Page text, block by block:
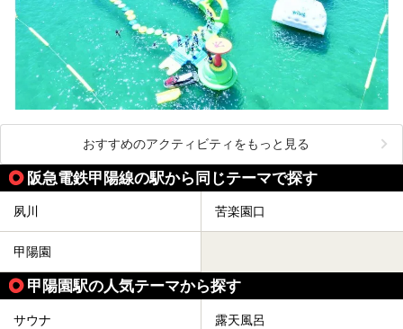
おすすめのアクティビティをもっと見る
阪急電鉄甲陽線の駅から同じテーマで探す
夙川 苦楽園口
甲陽園
甲陽園駅の人気テーマから探す
サウナ 露天風呂